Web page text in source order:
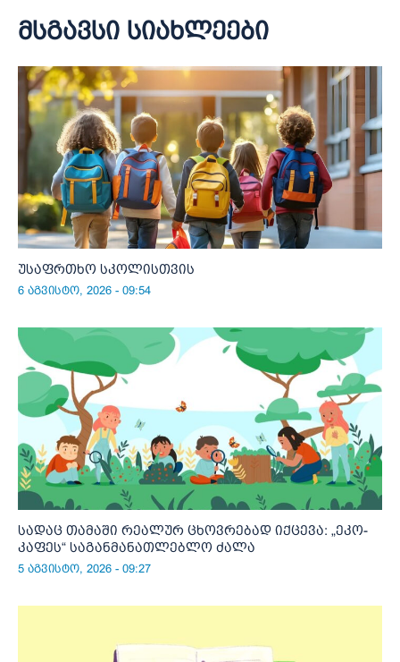
მსგავსი სიახლეები
უსაფრთხო სკოლისთვის
6 აგვისტო, 2026 - 09:54
სადაც თამაში რეალურ ცხოვრებად იქცევა: „ეკო-
კაფეს“ საგანმანათლებლო ძალა
5 აგვისტო, 2026 - 09:27